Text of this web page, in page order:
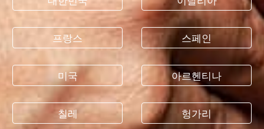
프랑스
미국
칠레
스페인
아르헨티나
헝가리